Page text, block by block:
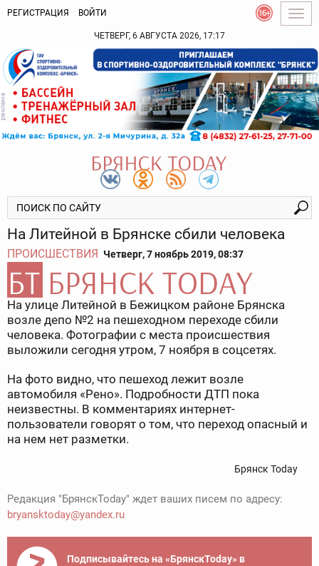
РЕГИСТРАЦИЯ ВОЙТИ
ЧЕТВЕРГ, 6 АВГУСТА 2026, 17:17
На Литейной в Брянске сбили человека
ПРОИСШЕСТВИЯ Четверг, 7 ноябрь 2019, 08:37
На улице Литейной в Бежицком районе Брянска
возле депо №2 на пешеходном переходе сбили
человека. Фотографии с места происшествия
выложили сегодня утром, 7 ноября в соцсетях.
На фото видно, что пешеход лежит возле
автомобиля «Рено». Подробности ДТП пока
неизвестны. В комментариях интернет-
пользователи говорят о том, что переход опасный и
на нем нет разметки.
Брянск Today
Редакция "БрянскToday" ждет ваших писем по адресу:
bryansktoday@yandex.ru
Подписывайтесь на «БрянскToday» в